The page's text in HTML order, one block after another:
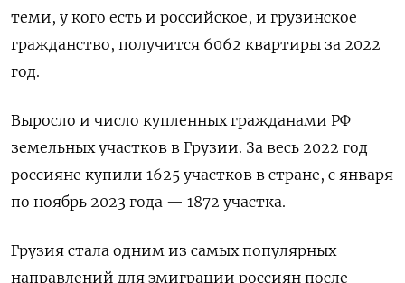
теми, у кого есть и российское, и грузинское
гражданство, получится 6062 квартиры за 2022
год.
Выросло и число купленных гражданами РФ
земельных участков в Грузии. За весь 2022 год
россияне купили 1625 участков в стране, с января
по ноябрь 2023 года — 1872 участка.
Грузия стала одним из самых популярных
направлений для эмиграции россиян после